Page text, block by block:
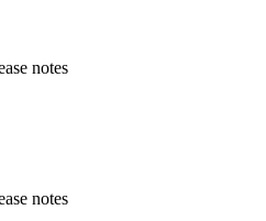
notes
notes